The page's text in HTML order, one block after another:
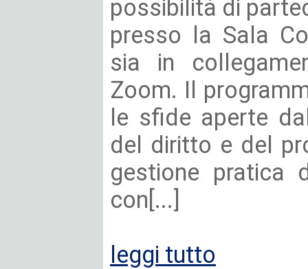
possibilità di
presso la Sala
sia in
Zoom. Il
le sfide aperte
del diritto e del
gestione pratica
con[...]
leggi tutto